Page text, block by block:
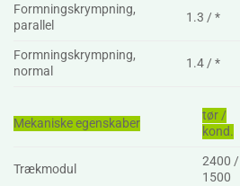
Formningskrympning,
parallel
1.3 / *
Formningskrympning,
normal
1.4 / *
Mekaniske egenskaber
tør /
kond.
Trækmodul
2400 /
1500